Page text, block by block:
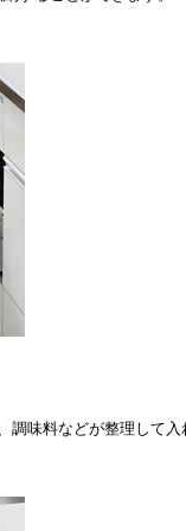
味料などが整理して入